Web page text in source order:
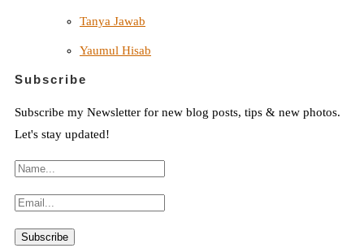
Tanya Jawab
Yaumul Hisab
Subscribe
Subscribe my Newsletter for new blog posts, tips & new photos.
Let's stay updated!